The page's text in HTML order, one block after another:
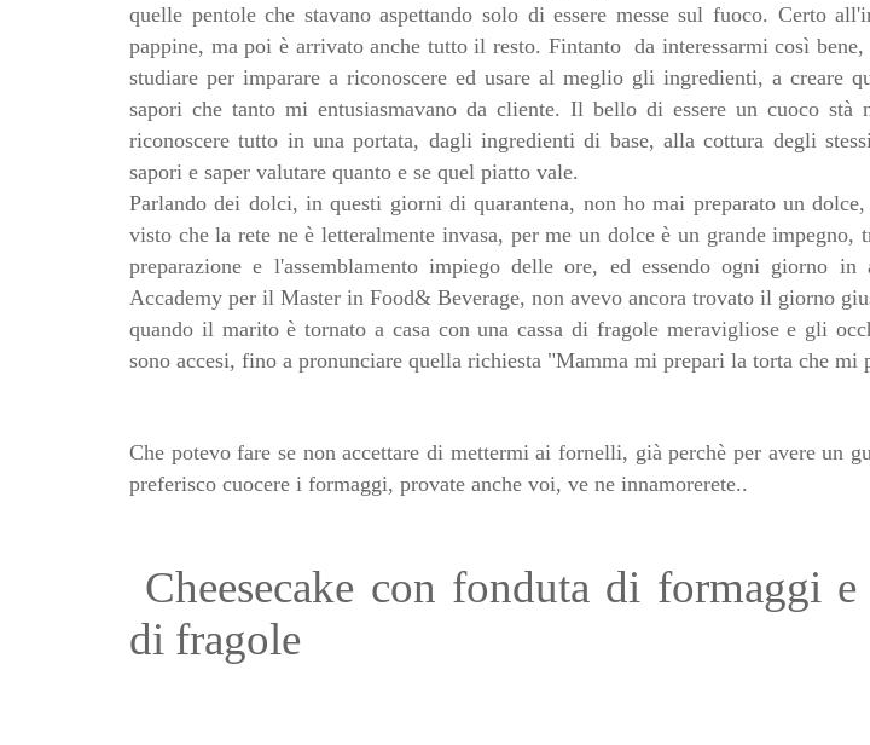
quelle pentole che stavano aspettando solo di essere messe sul fuoco. Certo
pappine, ma poi è arrivato anche tutto il resto. Fintanto da interessarmi così bene,
studiare per imparare a riconoscere ed usare al meglio gli ingredienti, a creare
sapori che tanto mi entusiasmavano da cliente. Il bello di essere un cuoco stà
riconoscere tutto in una portata, dagli ingredienti di base, alla cottura degli
sapori e saper valutare quanto e se quel piatto vale.
Parlando dei dolci, in questi giorni di quarantena, non ho mai preparato un
visto che la rete ne è letteralmente invasa, per me un dolce è un grande impegno,
preparazione e l'assemblamento impiego delle ore, ed essendo ogni giorno
Accademy per il Master in Food& Beverage, non avevo ancora trovato il giorno
quando il marito è tornato a casa con una cassa di fragole meravigliose e gli
sono accesi, fino a pronunciare quella richiesta "Mamma mi prepari la torta che mi
Che potevo fare se non accettare di mettermi ai fornelli, già perchè per avere un
preferisco cuocere i formaggi, provate anche voi, ve ne innamorerete..
Cheesecake con fonduta di formaggi e
di fragole